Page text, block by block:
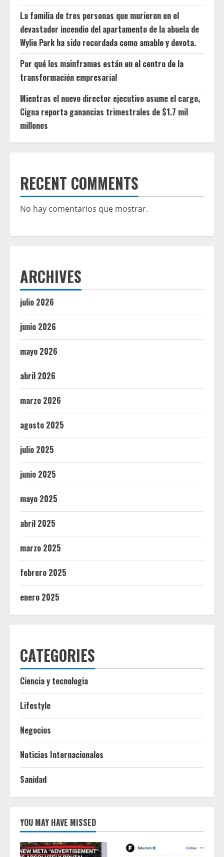
La familia de tres personas que murieron en el
devastador incendio del apartamento de la abuela de
Wylie Park ha sido recordada como amable y devota.
Por qué los mainframes están en el centro de la
transformación empresarial
Mientras el nuevo director ejecutivo asume el cargo,
Cigna reporta ganancias trimestrales de $1.7 mil
millones
RECENT COMMENTS
No hay comentarios que mostrar.
ARCHIVES
julio 2026
junio 2026
mayo 2026
abril 2026
marzo 2026
agosto 2025
julio 2025
junio 2025
mayo 2025
abril 2025
marzo 2025
febrero 2025
enero 2025
CATEGORIES
Ciencia y tecnologia
Lifestyle
Negocios
Noticias Internacionales
Sanidad
YOU MAY HAVE MISSED